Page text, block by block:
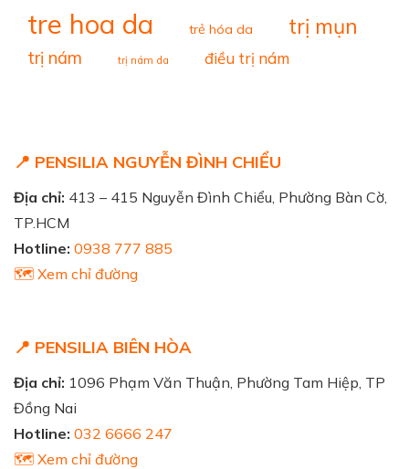
tre hoa da trẻ hóa da trị mụn
trị nám trị nám da điều trị nám
📍 PENSILIA NGUYỄN ĐÌNH CHIỂU
Địa chỉ: 413 – 415 Nguyễn Đình Chiểu, Phường Bàn Cờ,
TP.HCM
Hotline: 0938 777 885
🗺️ Xem chỉ đường
📍 PENSILIA BIÊN HÒA
Địa chỉ: 1096 Phạm Văn Thuận, Phường Tam Hiệp, TP
Đồng Nai
Hotline: 032 6666 247
🗺️ Xem chỉ đường